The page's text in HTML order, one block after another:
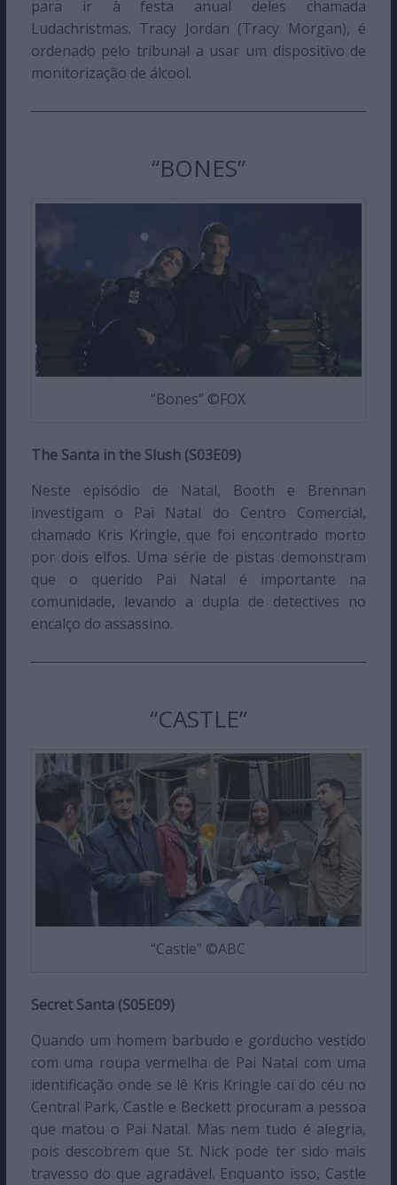
para ir à festa anual deles chamada
Ludachristmas. Tracy Jordan (Tracy Morgan), é
ordenado pelo tribunal a usar um dispositivo de
monitorização de álcool.
“BONES”
“Bones” ©FOX
The Santa in the Slush (S03E09)
Neste episódio de Natal, Booth e Brennan
investigam o Pai Natal do Centro Comercial,
chamado Kris Kringle, que foi encontrado morto
por dois elfos. Uma série de pistas demonstram
que o querido Pai Natal é importante na
comunidade, levando a dupla de detectives no
encalço do assassino.
“CASTLE”
“Castle” ©ABC
Secret Santa (S05E09)
Quando um homem barbudo e gorducho vestido
com uma roupa vermelha de Pai Natal com uma
identificação onde se lê Kris Kringle cai do céu no
Central Park, Castle e Beckett procuram a pessoa
que matou o Pai Natal. Mas nem tudo é alegria,
pois descobrem que St. Nick pode ter sido mais
travesso do que agradável. Enquanto isso, Castle